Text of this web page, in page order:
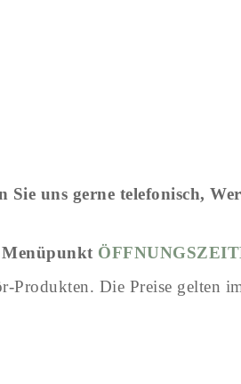
uns gerne telefonisch,
Menüpunkt
Produkten. Die Preise gelten